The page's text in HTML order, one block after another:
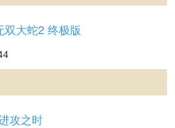
双大蛇2 终极版
攻之时